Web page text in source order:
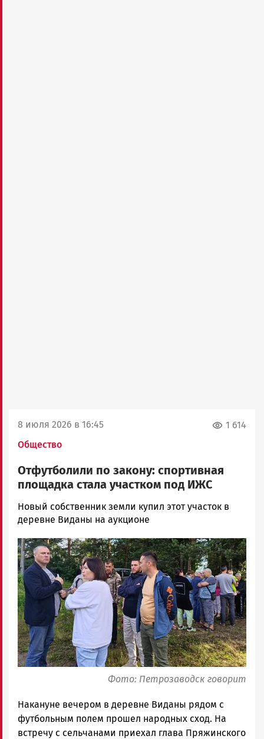
8 июля 2026 в 16:45
Общество
1 614
Отфутболили по закону: спортивная
площадка стала участком под ИЖС
Марина
Бедорфаc
Петрозаводска
и
Карелии
|
Петрозаводск
ГОВОРИТ
Новый собственник земли купил этот участок в
деревне Виданы на аукционе
Image
Фото: Петрозаводск говорит
Накануне вечером в деревне Виданы рядом с
футбольным полем прошел народных сход. На
встречу с сельчанами приехал глава Пряжинского